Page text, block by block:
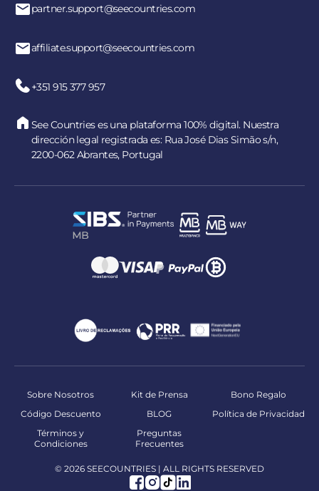
partner.support@seecountries.com
affiliate.support@seecountries.com
+351 915 377 957
See Countries es una plataforma 100% digital. Nuestra
dirección legal registrada es: Rua José Dias Simão s/n,
2200-062 Abrantes, Portugal
Sobre Nosotros Kit de Prensa
Bono Regalo
Código Descuento
BLOG
Política de Privacidad
Términos y
Condiciones
Preguntas
Frecuentes
© 2026 SEECOUNTRIES | ALL RIGHTS RESERVED